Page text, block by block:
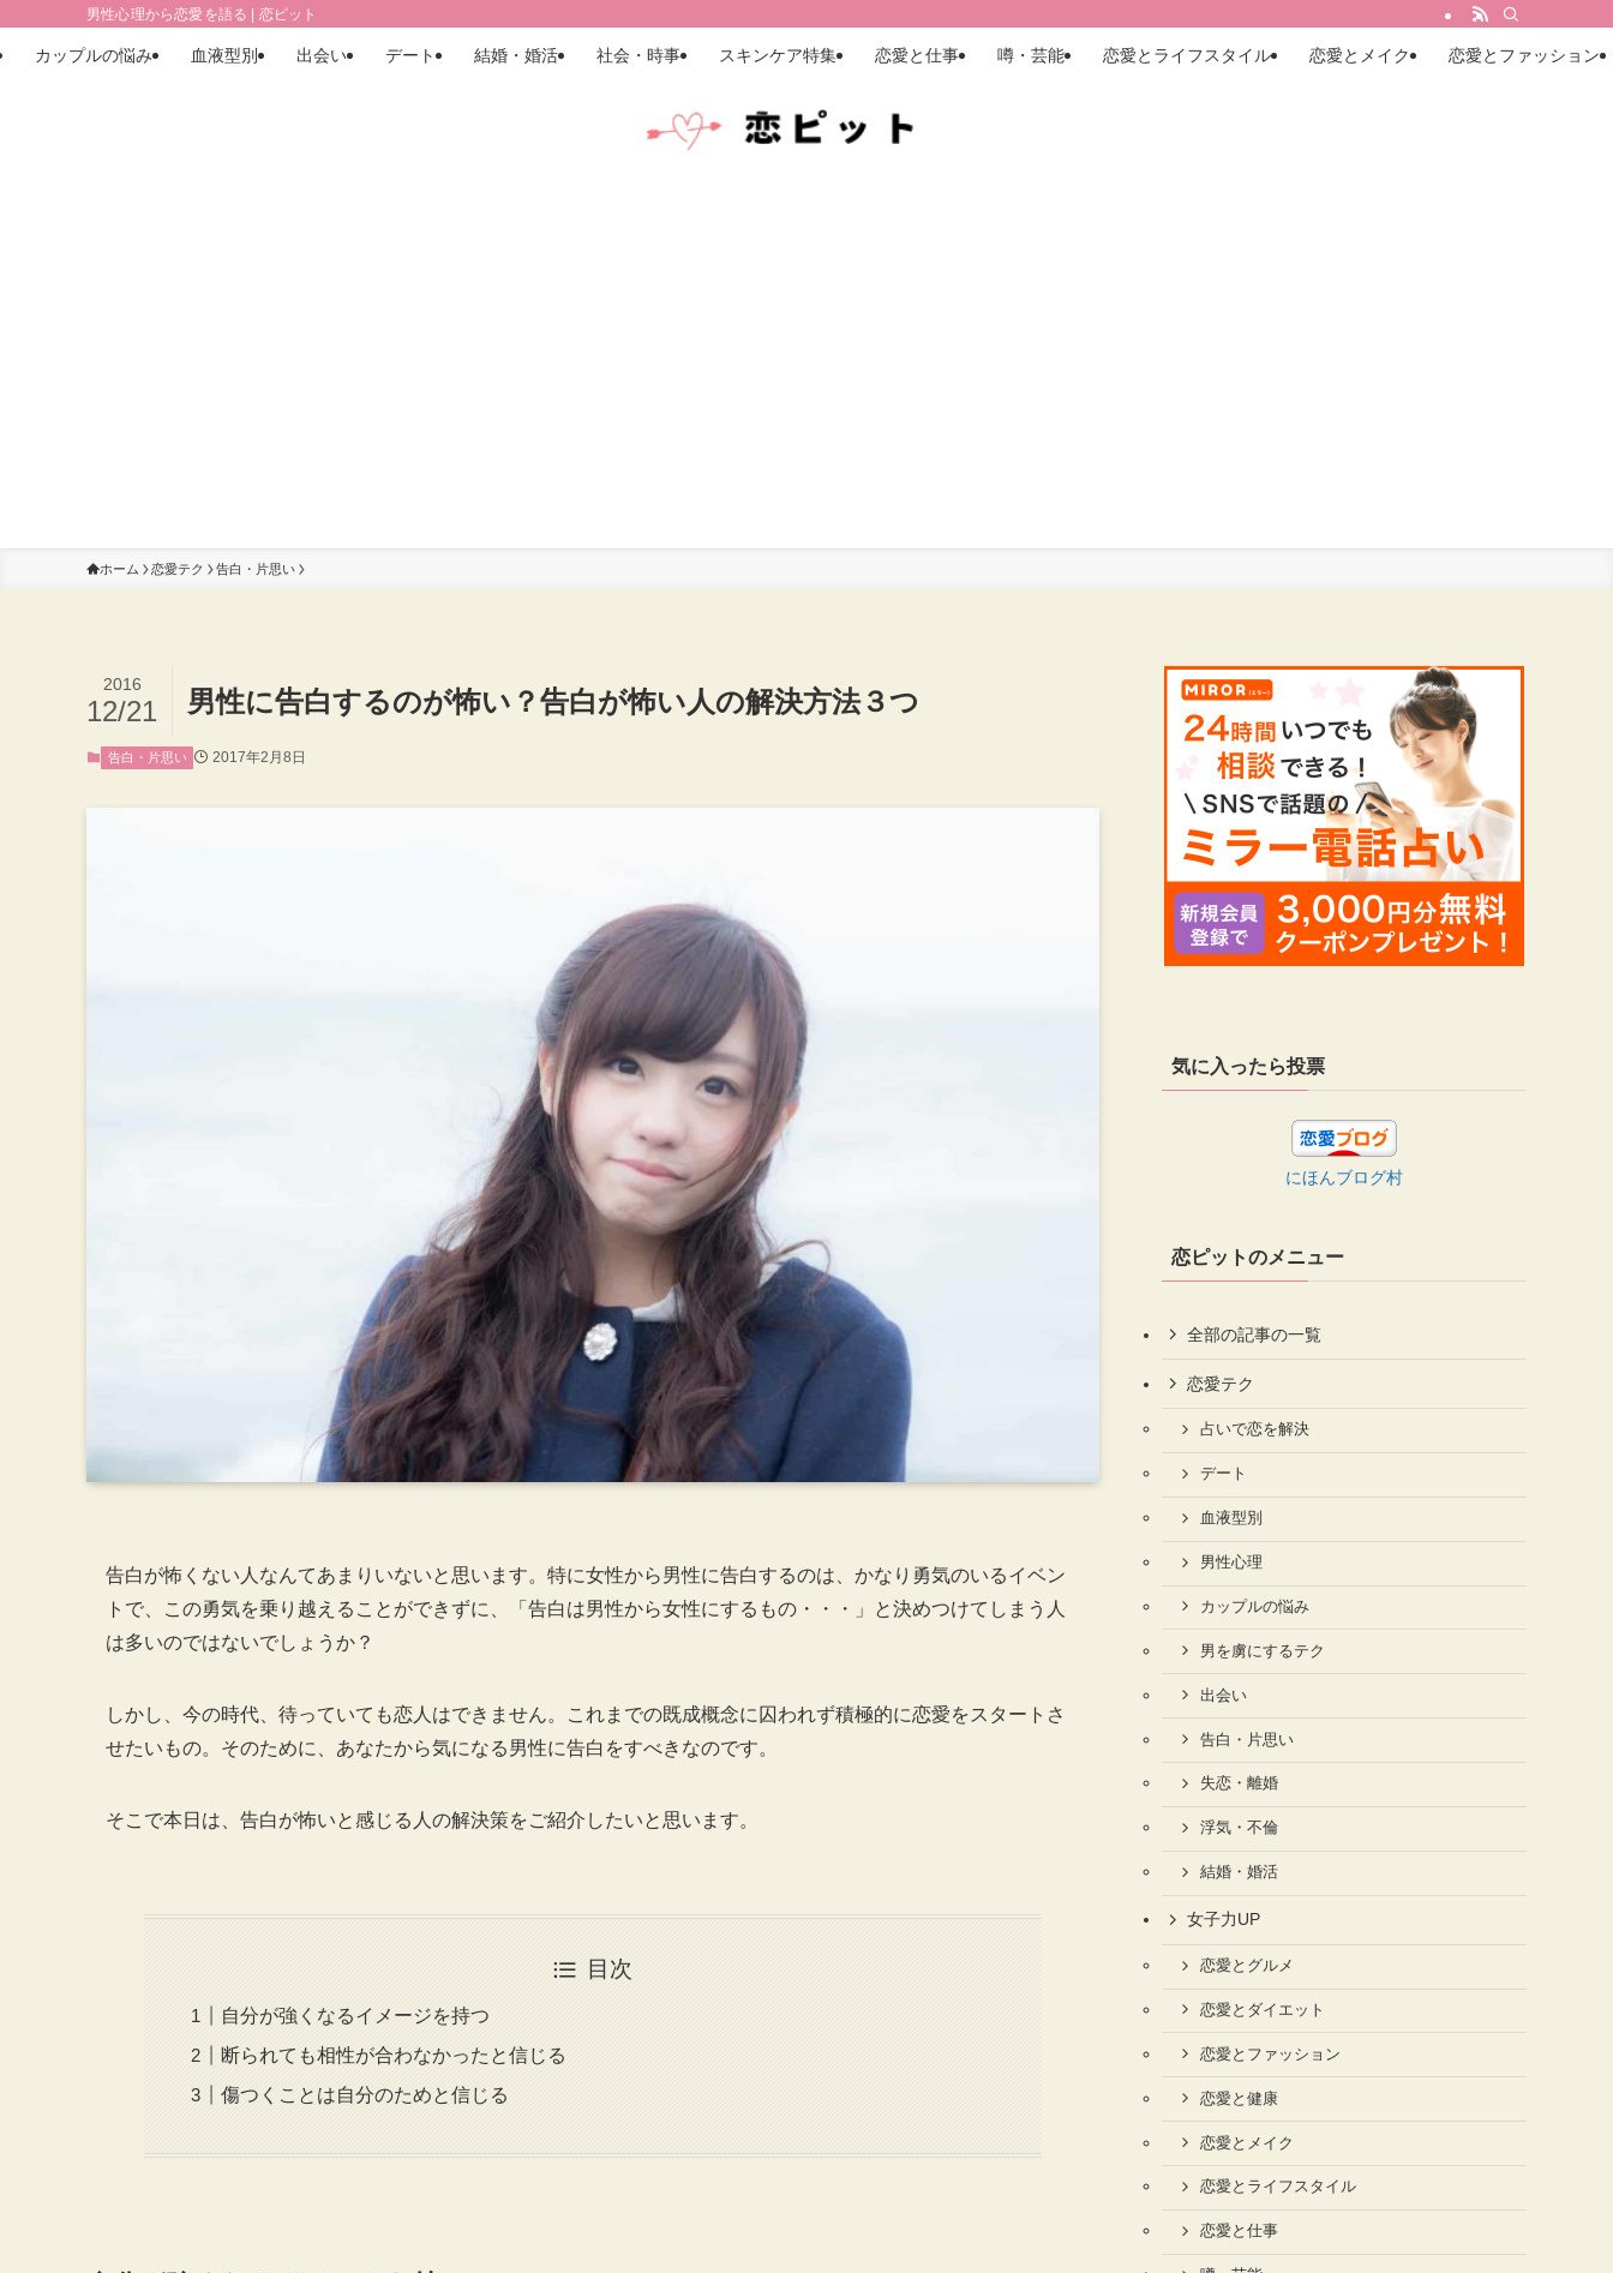
男性心理から恋愛を語る | 恋ピット
カップルの悩み 血液型別 出会い デート 結婚・婚活 社会・時事 スキンケア特集 恋愛と仕事 噂・芸能 恋愛とライフスタイル 恋愛とメイク 恋愛とファッション
ホーム 恋愛テク 告白・片思い
男性に告白するのが怖い？告白が怖い人の解決方法３つ
2016
12/21
告白・片思い 2017年2月8日
告白が怖くない人なんてあまりいないと思います。特に女性から男性に告白するのは、かなり勇気のいるイベン
トで、この勇気を乗り越えることができずに、「告白は男性から女性にするもの・・・」と決めつけてしまう人
は多いのではないでしょうか？
しかし、今の時代、待っていても恋人はできません。これまでの既成概念に囚われず積極的に恋愛をスタートさ
せたいもの。そのために、あなたから気になる男性に告白をすべきなのです。
そこで本日は、告白が怖いと感じる人の解決策をご紹介したいと思います。
目次
自分が強くなるイメージを持つ
断られても相性が合わなかったと信じる
傷つくことは自分のためと信じる
気に入ったら投票
にほんブログ村
恋ピットのメニュー
全部の記事の一覧
恋愛テク
占いで恋を解決
デート
血液型別
男性心理
カップルの悩み
男を虜にするテク
出会い
告白・片思い
失恋・離婚
浮気・不倫
結婚・婚活
女子力UP
恋愛とグルメ
恋愛とダイエット
恋愛とファッション
恋愛と健康
恋愛とメイク
恋愛とライフスタイル
恋愛と仕事